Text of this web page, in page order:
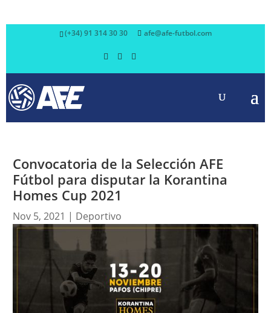
(+34) 91 314 30 30 afe@afe-futbol.com
Convocatoria de la Selección AFE
Fútbol para disputar la Korantina
Homes Cup 2021
Nov 5, 2021 | Deportivo